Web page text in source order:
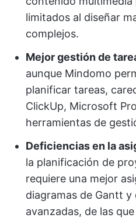
limitados al diseñar
complejos.
Mejor gestión de
aunque Mindomo
planificar tareas,
ClickUp, Microsoft
herramientas de
Deficiencias en la
la planificación de
requiere una mejor
diagramas de Gantt
avanzadas, de las